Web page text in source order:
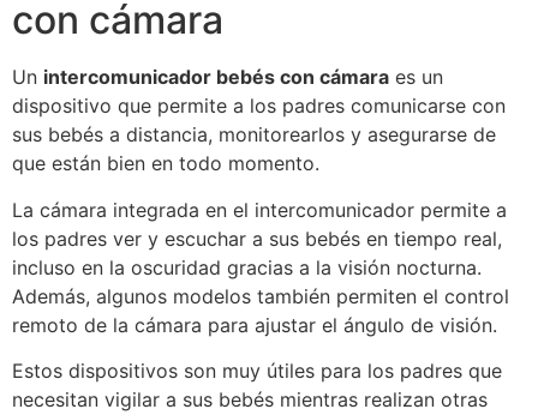
con cámara
Un intercomunicador bebés con cámara es un
dispositivo que permite a los padres comunicarse con
sus bebés a distancia, monitorearlos y asegurarse de
que están bien en todo momento.
La cámara integrada en el intercomunicador permite a
los padres ver y escuchar a sus bebés en tiempo real,
incluso en la oscuridad gracias a la visión nocturna.
Además, algunos modelos también permiten el control
remoto de la cámara para ajustar el ángulo de visión.
Estos dispositivos son muy útiles para los padres que
necesitan vigilar a sus bebés mientras realizan otras